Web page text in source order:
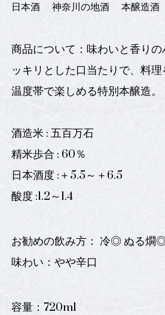
日本酒 神奈川の地酒 本醸造酒
商品について：味わいと香り
ッキリとした口当たりで、料
温度帯で楽しめる特別本醸造。
酒造米 : 五百万石
精米歩合 : 60％
日本酒度 :＋5.5～＋6.5
酸度 :1.2～1.4
お勧めの飲み方： 冷◎ ぬる
味わい：やや辛口
容量：720ml